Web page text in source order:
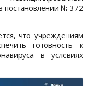
постановлении № 372
что учреждениям
готовность к
в условиях